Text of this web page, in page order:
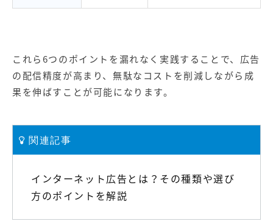
これら6つのポイントを漏れなく実践することで、広告
の配信精度が高まり、無駄なコストを削減しながら成
果を伸ばすことが可能になります。
関連記事
インターネット広告とは？その種類や選び
方のポイントを解説